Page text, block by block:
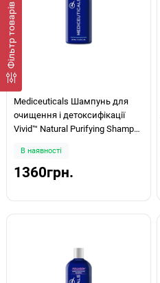
Фiльтр товарів
Mediceuticals Шампунь для
очищення і детоксифікації
Vivid™ Natural Purifying Shampoo
В наявності
1360грн.